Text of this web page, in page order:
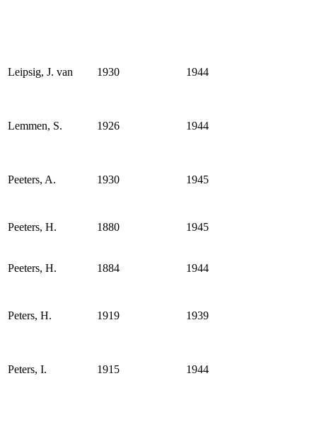
Leipsig, J. van 1930 1944
Lemmen, S. 1926 1944
Peeters, A. 1930 1945
Peeters, H. 1880 1945
Peeters, H. 1884 1944
Peters, H. 1919 1939
Peters, I. 1915 1944